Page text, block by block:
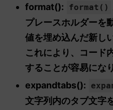
format():
format()
プレースホルダーを
値を埋め込んだ新し
これにより、コード
することが容易にな
expandtabs():
文字列内のタブ文字